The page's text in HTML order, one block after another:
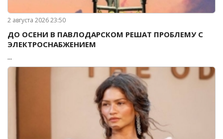
2 августа 2026 23:50
ДО ОСЕНИ В ПАВЛОДАРСКОМ РЕШАТ ПРОБЛЕМУ С
ЭЛЕКТРОСНАБЖЕНИЕМ
...